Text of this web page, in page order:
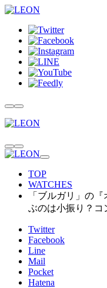
TOP
WATCHES
「ブルガリ」の
ぶのは小振り？コ
Twitter
Facebook
Line
Mail
Pocket
Hatena